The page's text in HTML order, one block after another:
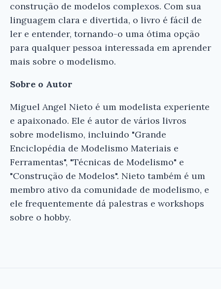
construção de modelos complexos. Com sua
linguagem clara e divertida, o livro é fácil de
ler e entender, tornando-o uma ótima opção
para qualquer pessoa interessada em aprender
mais sobre o modelismo.
Sobre o Autor
Miguel Angel Nieto é um modelista experiente
e apaixonado. Ele é autor de vários livros
sobre modelismo, incluindo "Grande
Enciclopédia de Modelismo Materiais e
Ferramentas", "Técnicas de Modelismo" e
"Construção de Modelos". Nieto também é um
membro ativo da comunidade de modelismo, e
ele frequentemente dá palestras e workshops
sobre o hobby.